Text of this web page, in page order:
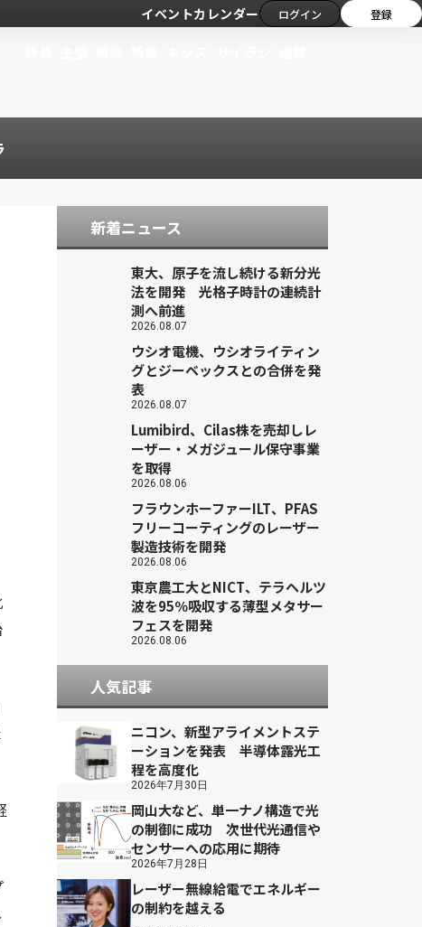
イベントカレンダー ログイン 登録
新着ニュース
東大、原子を流し続ける新分光
法を開発 光格子時計の連続計
測へ前進
2026.08.07
ウシオ電機、ウシオライティン
グとジーベックスとの合併を発
表
2026.08.07
Lumibird、Cilas株を売却しレ
ーザー・メガジュール保守事業
を取得
2026.08.06
フラウンホーファーILT、PFAS
フリーコーティングのレーザー
製造技術を開発
2026.08.06
東京農工大とNICT、テラヘルツ
波を95％吸収する薄型メタサー
フェスを開発
2026.08.06
人気記事
ニコン、新型アライメントステ
ーションを発表 半導体露光工
程を高度化
2026年7月30日
岡山大など、単一ナノ構造で光
の制御に成功 次世代光通信や
センサーへの応用に期待
2026年7月28日
レーザー無線給電でエネルギー
の制約を越える